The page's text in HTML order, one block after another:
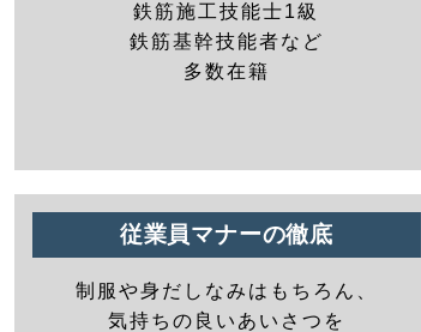
鉄筋施工技能士1級
鉄筋基幹技能者など
多数在籍
従業員マナーの徹底
制服や身だしなみはもちろん、
気持ちの良いあいさつを